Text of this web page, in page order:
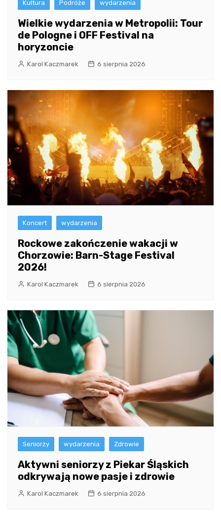
Kultura Podróże wydarzenia
Wielkie wydarzenia w Metropolii: Tour
de Pologne i OFF Festival na
horyzoncie
Karol Kaczmarek 6 sierpnia 2026
Koncert wydarzenia
Rockowe zakończenie wakacji w
Chorzowie: Barn-Stage Festival
2026!
Karol Kaczmarek 6 sierpnia 2026
Seniorzy wydarzenia Zdrowie
Aktywni seniorzy z Piekar Śląskich
odkrywają nowe pasje i zdrowie
Karol Kaczmarek 6 sierpnia 2026